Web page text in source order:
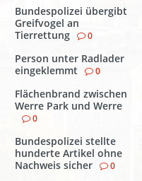
Bundespolizei übergibt
Greifvogel an
Tierrettung
0
Person unter Radlader
eingeklemmt
0
Flächenbrand zwischen
Werre Park und Werre
0
Bundespolizei stellte
hunderte Artikel ohne
Nachweis sicher
0